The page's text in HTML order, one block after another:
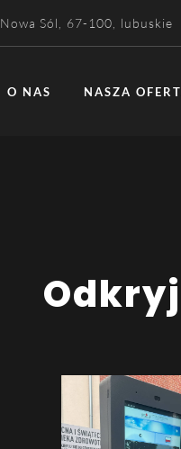
Nowa Sól 67-100 lubuskie
O NAS NASZA